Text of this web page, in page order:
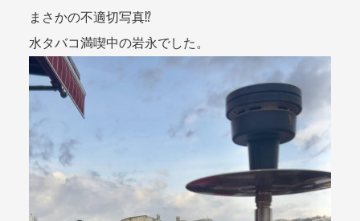
まさかの不適切写真⁉
水タバコ満喫中の岩永でした。